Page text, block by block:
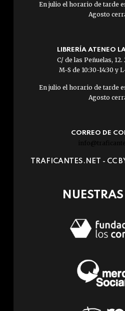
En julio el horario de tarde
Agosto
LIBRERÍA ATENEO
C/ de las Peñuelas,
M-S de 10:30-14:30 y
En julio el horario de tarde
Agosto
CORREO DE
TRAFICANTES.NET - CC